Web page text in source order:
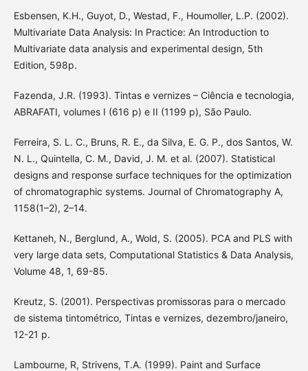
Esbensen, K.H., Guyot, D., Westad, F., Houmoller, L.P. (2002).
Multivariate Data Analysis: In Practice: An Introduction to
Multivariate data analysis and experimental design, 5th
Edition, 598p.
Fazenda, J.R. (1993). Tintas e vernizes – Ciência e tecnologia,
ABRAFATI, volumes I (616 p) e II (1199 p), São Paulo.
Ferreira, S. L. C., Bruns, R. E., da Silva, E. G. P., dos Santos, W.
N. L., Quintella, C. M., David, J. M. et al. (2007). Statistical
designs and response surface techniques for the optimization
of chromatographic systems. Journal of Chromatography A,
1158(1–2), 2–14.
Kettaneh, N., Berglund, A., Wold, S. (2005). PCA and PLS with
very large data sets, Computational Statistics & Data Analysis,
Volume 48, 1, 69-85.
Kreutz, S. (2001). Perspectivas promissoras para o mercado
de sistema tintométrico, Tintas e vernizes, dezembro/janeiro,
12-21 p.
Lambourne, R, Strivens, T.A. (1999). Paint and Surface